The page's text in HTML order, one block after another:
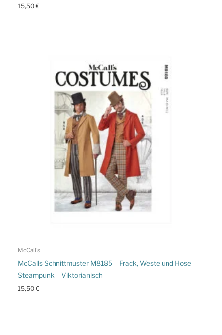
15,50€
McCall's
McCalls Schnittmuster M8185 – Frack, Weste und Hose –
Steampunk – Viktorianisch
15,50€